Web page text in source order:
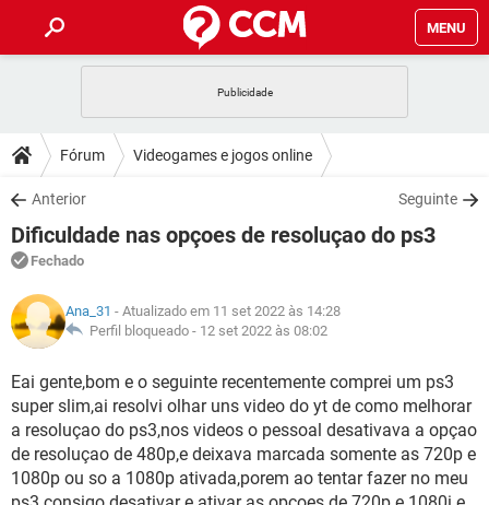
MENU
CELULAR FACEBOOK
OUTLOOK
INSTAGRAM GMAIL
GUIA DE COMPRAS
DICAS
JOGOS WHATSAPP
OUTLOOK
INSTAGRAM
GUIA DE COMPRAS
DOWNLOADS
JOGOS WHATSAPP
CELULAR
OUTLOOK EXCEL
INSTAGRAM
GUIA DE COMPRAS
FÓRUM
JOGOS
CELULAR FACEBOOK
INSTAGRAM GMAIL
GUIA DE COMPRAS
GLOSSÁRIO
JOGOS
CELULAR FACEBOOK
OUTLOOK
INSTAGRAM GMAIL
GUIA DE COMPRAS
Fórum Videogames e jogos online
Anterior Seguinte
Dificuldade nas opçoes de resoluçao do ps3
Fechado
Ana_31 - Atualizado em 11 set 2022 às 14:28
Perfil bloqueado - 12 set 2022 às 08:02
Eai gente,bom e o seguinte recentemente comprei um ps3
super slim,ai resolvi olhar uns video do yt de como melhorar
a resoluçao do ps3,nos videos o pessoal desativava a opçao
de resoluçao de 480p,e deixava marcada somente as 720p e
1080p ou so a 1080p ativada,porem ao tentar fazer no meu